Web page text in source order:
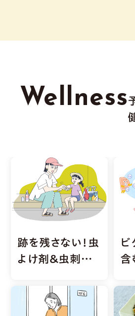
Wellness
跡を残さない！虫
よけ剤＆虫刺さ
び方
ビ
含